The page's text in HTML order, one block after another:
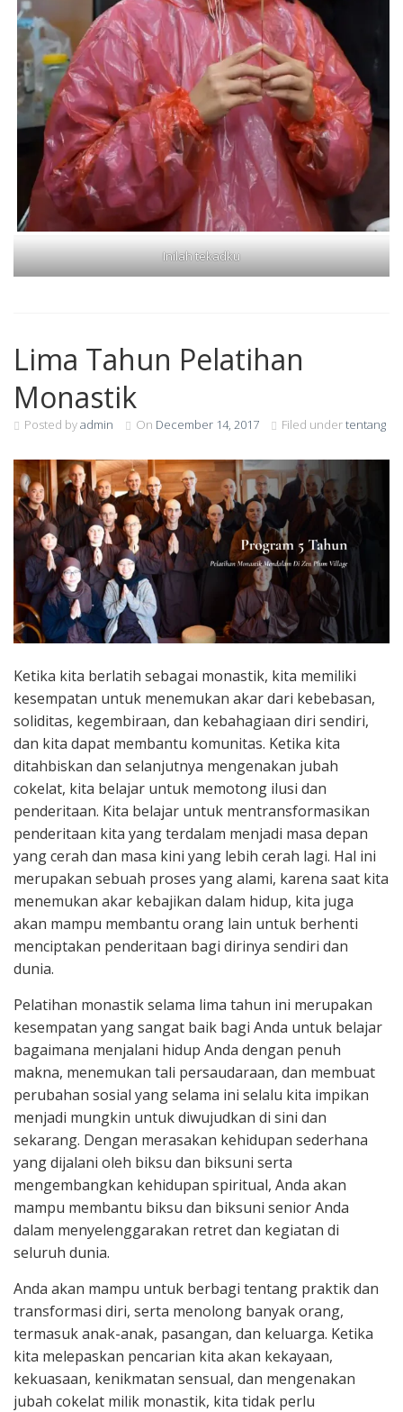
Inilah tekadku
Lima Tahun Pelatihan
Monastik
Posted byadmin On December 14, 2017 Filed undertentang
Ketika kita berlatih sebagai monastik, kita memiliki
kesempatan untuk menemukan akar dari kebebasan,
soliditas, kegembiraan, dan kebahagiaan diri sendiri,
dan kita dapat membantu komunitas. Ketika kita
ditahbiskan dan selanjutnya mengenakan jubah
cokelat, kita belajar untuk memotong ilusi dan
penderitaan. Kita belajar untuk mentransformasikan
penderitaan kita yang terdalam menjadi masa depan
yang cerah dan masa kini yang lebih cerah lagi. Hal ini
merupakan sebuah proses yang alami, karena saat kita
menemukan akar kebajikan dalam hidup, kita juga
akan mampu membantu orang lain untuk berhenti
menciptakan penderitaan bagi dirinya sendiri dan
dunia.
Pelatihan monastik selama lima tahun ini merupakan
kesempatan yang sangat baik bagi Anda untuk belajar
bagaimana menjalani hidup Anda dengan penuh
makna, menemukan tali persaudaraan, dan membuat
perubahan sosial yang selama ini selalu kita impikan
menjadi mungkin untuk diwujudkan di sini dan
sekarang. Dengan merasakan kehidupan sederhana
yang dijalani oleh biksu dan biksuni serta
mengembangkan kehidupan spiritual, Anda akan
mampu membantu biksu dan biksuni senior Anda
dalam menyelenggarakan retret dan kegiatan di
seluruh dunia.
Anda akan mampu untuk berbagi tentang praktik dan
transformasi diri, serta menolong banyak orang,
termasuk anak-anak, pasangan, dan keluarga. Ketika
kita melepaskan pencarian kita akan kekayaan,
kekuasaan, kenikmatan sensual, dan mengenakan
jubah cokelat milik monastik, kita tidak perlu